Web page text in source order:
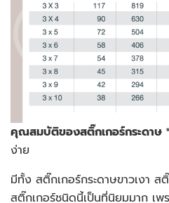
คุณสมบัติของสติ๊กเกอร์กระดาษ
ง่าย
มีทั้ง สติ๊กเกอร์กระดาษขาวเงา ส
สติ๊กเกอร์ชนิดนี้เป็นที่นิยมมาก เพ